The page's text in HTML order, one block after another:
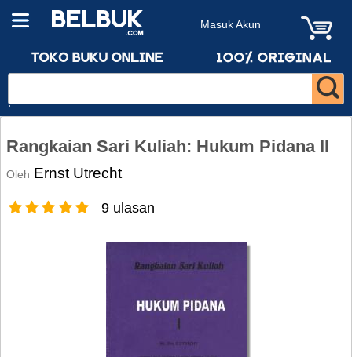
Masuk Akun
Rangkaian Sari Kuliah: Hukum Pidana II
Oleh Ernst Utrecht
9 ulasan